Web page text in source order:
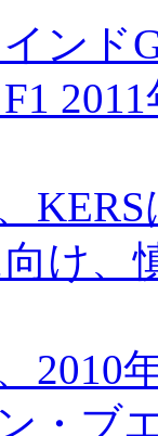
イン
向け
2010
・ブ